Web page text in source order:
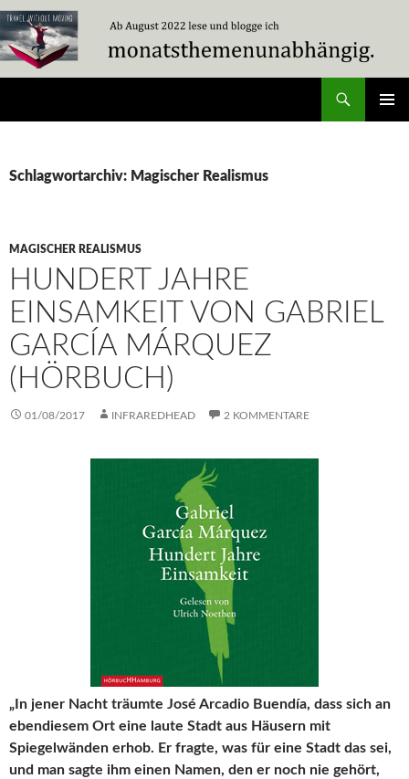
Zum
Inhalt
springen
Schlagwortarchiv: Magischer Realismus
MAGISCHER REALISMUS
HUNDERT JAHRE
EINSAMKEIT VON GABRIEL
GARCÍA MÁRQUEZ
(HÖRBUCH)
01/08/2017 INFRAREDHEAD 2 KOMMENTARE
„In jener Nacht träumte José Arcadio Buendía, dass sich an
ebendiesem Ort eine laute Stadt aus Häusern mit
Spiegelwänden erhob. Er fragte, was für eine Stadt das sei,
und man sagte ihm einen Namen, den er noch nie gehört,